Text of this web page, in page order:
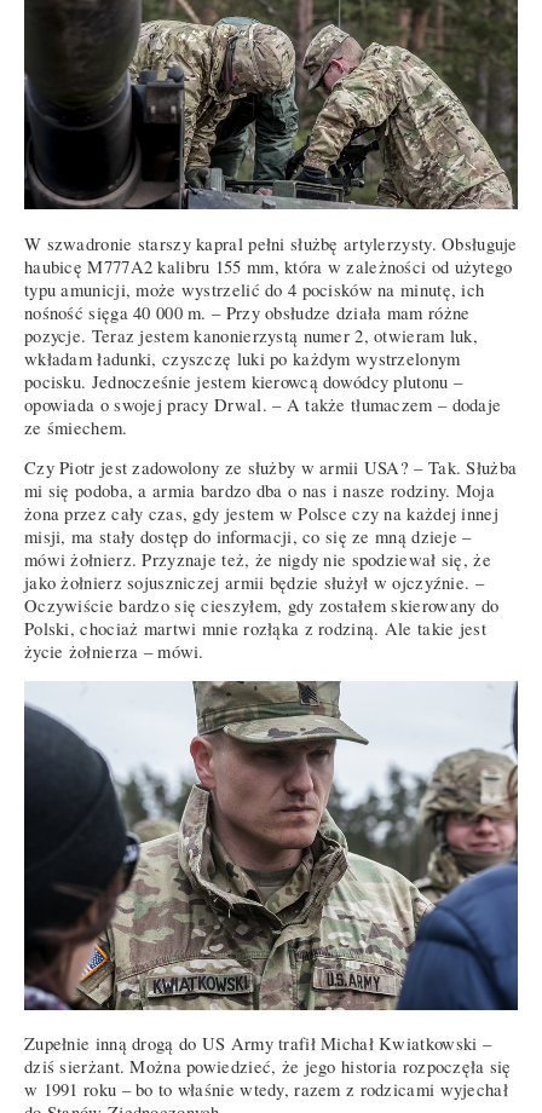
W szwadronie starszy kapral pełni służbę artylerzysty. Obsługuje
haubicę M777A2 kalibru 155 mm, która w zależności od użytego
typu amunicji, może wystrzelić do 4 pocisków na minutę, ich
nośność sięga 40 000 m. – Przy obsłudze działa mam różne
pozycje. Teraz jestem kanonierzystą numer 2, otwieram luk,
wkładam ładunki, czyszczę luki po każdym wystrzelonym
pocisku. Jednocześnie jestem kierowcą dowódcy plutonu –
opowiada o swojej pracy Drwal. – A także tłumaczem – dodaje
ze śmiechem.
Czy Piotr jest zadowolony ze służby w armii USA? – Tak. Służba
mi się podoba, a armia bardzo dba o nas i nasze rodziny. Moja
żona przez cały czas, gdy jestem w Polsce czy na każdej innej
misji, ma stały dostęp do informacji, co się ze mną dzieje –
mówi żołnierz. Przyznaje też, że nigdy nie spodziewał się, że
jako żołnierz sojuszniczej armii będzie służył w ojczyźnie. –
Oczywiście bardzo się cieszyłem, gdy zostałem skierowany do
Polski, chociaż martwi mnie rozłąka z rodziną. Ale takie jest
życie żołnierza – mówi.
Zupełnie inną drogą do US Army trafił Michał Kwiatkowski –
dziś sierżant. Można powiedzieć, że jego historia rozpoczęła się
w 1991 roku – bo to właśnie wtedy, razem z rodzicami wyjechał